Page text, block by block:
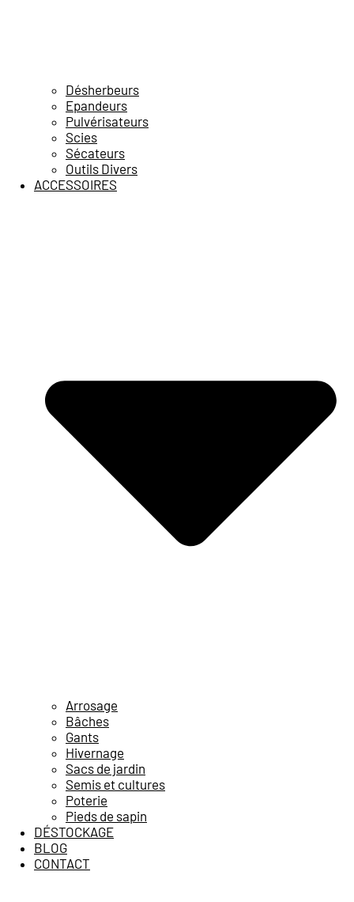
Désherbeurs
Epandeurs
Pulvérisateurs
Scies
Sécateurs
Outils Divers
ACCESSOIRES
Arrosage
Bâches
Gants
Hivernage
Sacs de jardin
Semis et cultures
Poterie
Pieds de sapin
DÉSTOCKAGE
BLOG
CONTACT